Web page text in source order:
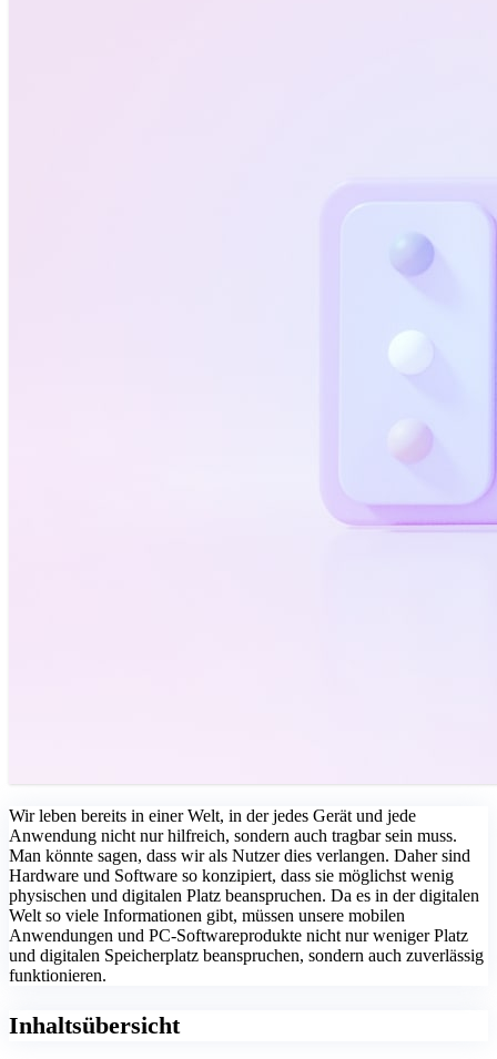
Wir leben bereits in einer Welt, in der jedes Gerät und jede
Anwendung nicht nur hilfreich, sondern auch tragbar sein muss.
Man könnte sagen, dass wir als Nutzer dies verlangen. Daher sind
Hardware und Software so konzipiert, dass sie möglichst wenig
physischen und digitalen Platz beanspruchen. Da es in der digitalen
Welt so viele Informationen gibt, müssen unsere mobilen
Anwendungen und PC-Softwareprodukte nicht nur weniger Platz
und digitalen Speicherplatz beanspruchen, sondern auch zuverlässig
funktionieren.
Inhaltsübersicht